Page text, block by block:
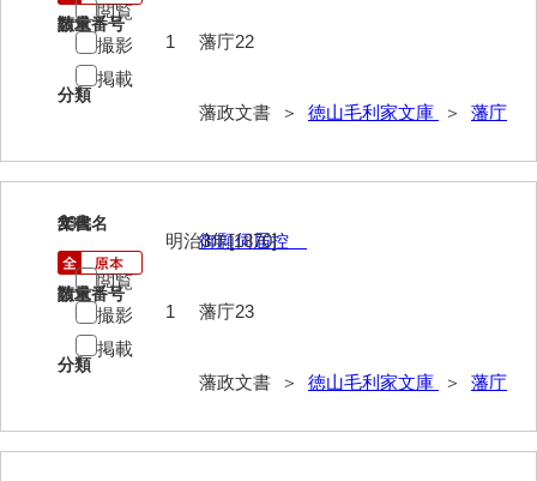
御防方御奉記
山口御越記
御廻国記
請求番号
藩庁22
分類
藩政文書 ＞ 徳山毛利家文庫 ＞ 藩庁
数量
1
閲覧
撮影
掲載
23
文書名
御願伺届控
請求番号
藩庁23
分類
藩政文書 ＞ 徳山毛利家文庫 ＞ 藩庁
年代
明治3年[1870]
数量
1
閲覧
撮影
掲載